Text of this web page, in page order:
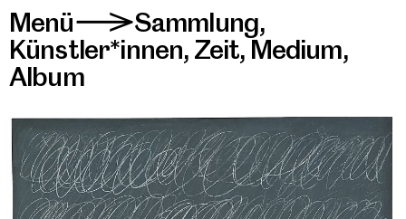
Menü>Sammlung,
Künstler*innen, Zeit, Medium,
Album